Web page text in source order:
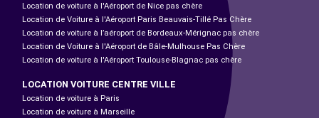
Location de voiture à l'Aéroport de Nice pas chère
Location de Voiture à l'Aéroport Paris Beauvais-Tillé Pas Chère
Location de voiture à l’aéroport de Bordeaux-Mérignac pas chère
Location de Voiture à l'Aéroport de Bâle-Mulhouse Pas Chère
Location de voiture à l'Aéroport Toulouse-Blagnac pas chère
LOCATION VOITURE CENTRE VILLE
Location de voiture à Paris
Location de voiture à Marseille